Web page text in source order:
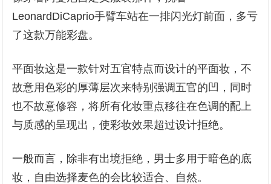
LeonardDiCaprio手臂车站在一排闪光灯前面，多亏
了这款万能彩盘。
平面妆这是一款针对五官特点而设计的平面妆，不
故意用色彩的厚薄层次来特别强调五官的凹，同时
也不故意修容，将所有化妆重点移往在色调的配上
与质感的呈现出，使彩妆效果超过设计拒绝。
一般而言，除非有出境拒绝，男士多用于暗色的底
妆，自由选择麦色的会比较适合、自然。